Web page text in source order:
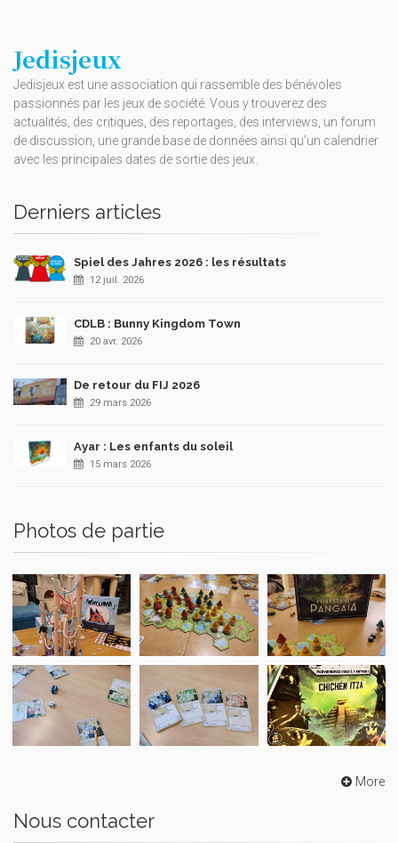
Jedisjeux
Jedisjeux est une association qui rassemble des bénévoles
passionnés par les jeux de société. Vous y trouverez des
actualités, des critiques, des reportages, des interviews, un forum
de discussion, une grande base de données ainsi qu’un calendrier
avec les principales dates de sortie des jeux.
Derniers articles
Spiel des Jahres 2026 : les résultats
12 juil. 2026
CDLB : Bunny Kingdom Town
20 avr. 2026
De retour du FIJ 2026
29 mars 2026
Ayar : Les enfants du soleil
15 mars 2026
Photos de partie
More
Nous contacter